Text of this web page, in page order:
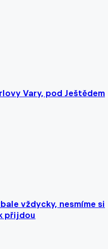
Vary, pod Ještědem
vždycky, nesmíme si
přijdou